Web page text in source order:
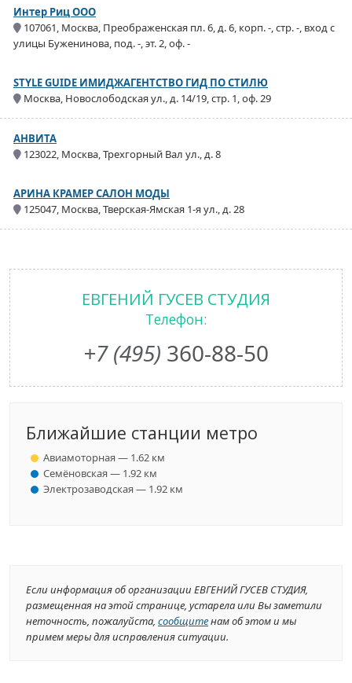
Интер Риц OOO
107061, Москва, Преображенская пл. 6, д. 6, корп. -, стр. -, вход с
улицы Буженинова, под. -, эт. 2, оф. -
STYLE GUIDE ИМИДЖАГЕНТСТВО ГИД ПО СТИЛЮ
Москва, Новослободская ул., д. 14/19, стр. 1, оф. 29
АНВИТА
123022, Москва, Трехгорный Вал ул., д. 8
АРИНА КРАМЕР САЛОН МОДЫ
125047, Москва, Тверская-Ямская 1-я ул., д. 28
ЕВГЕНИЙ ГУСЕВ СТУДИЯ
Телефон:
+7 (495) 360-88-50
Ближайшие станции метро
Авиамоторная — 1.62 км
Семёновская — 1.92 км
Электрозаводская — 1.92 км
Если информация об организации ЕВГЕНИЙ ГУСЕВ СТУДИЯ,
размещенная на этой странице, устарела или Вы заметили
неточность, пожалуйста, сообщитенам об этом и мы
примем меры для исправления ситуации.